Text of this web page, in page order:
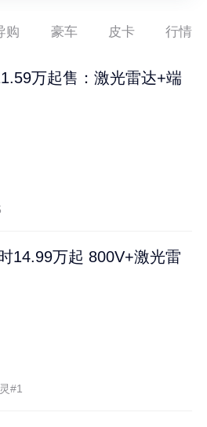
购 豪车 皮卡 行情
万起售：激光雷达+端
14.99万起 800V+激光雷
#1